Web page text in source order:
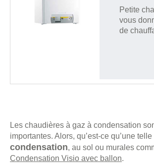
Petite
vous
de
Les chaudières à gaz à condensation
importantes. Alors, qu’est-ce qu’une
condensation, au sol ou murales
Condensation Visio avec ballon.